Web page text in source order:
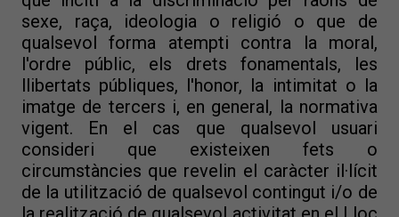
sexe, raça, ideologia o religió o que de
qualsevol forma atempti contra la moral,
l'ordre públic, els drets fonamentals, les
llibertats públiques, l'honor, la intimitat o la
imatge de tercers i, en general, la normativa
vigent. En el cas que qualsevol usuari
consideri que existeixen fets o
circumstàncies que revelin el caràcter il·lícit
de la utilització de qualsevol contingut i/o de